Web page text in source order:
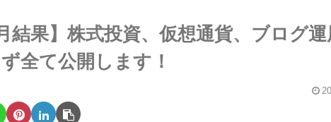
結果】株式投資、仮想通貨、ブログ
全て公開します！